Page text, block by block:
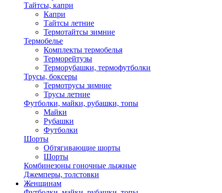
Тайтсы, капри
Капри
Тайтсы летние
Термотайтсы зимние
Термобелье
Комплекты термобелья
Терморейтузы
Терморубашки, термофутболки
Трусы, боксеры
Термотрусы зимние
Трусы летние
Футболки, майки, рубашки, топы
Майки
Рубашки
Футболки
Шорты
Обтягивающие шорты
Шорты
Комбинезоны гоночные лыжные
Джемперы, толстовки
Женщинам